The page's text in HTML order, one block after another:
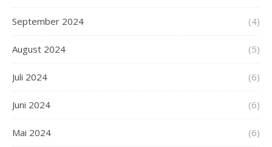
September 2024 (4)
August 2024 (5)
Juli 2024 (6)
Juni 2024 (6)
Mai 2024 (6)